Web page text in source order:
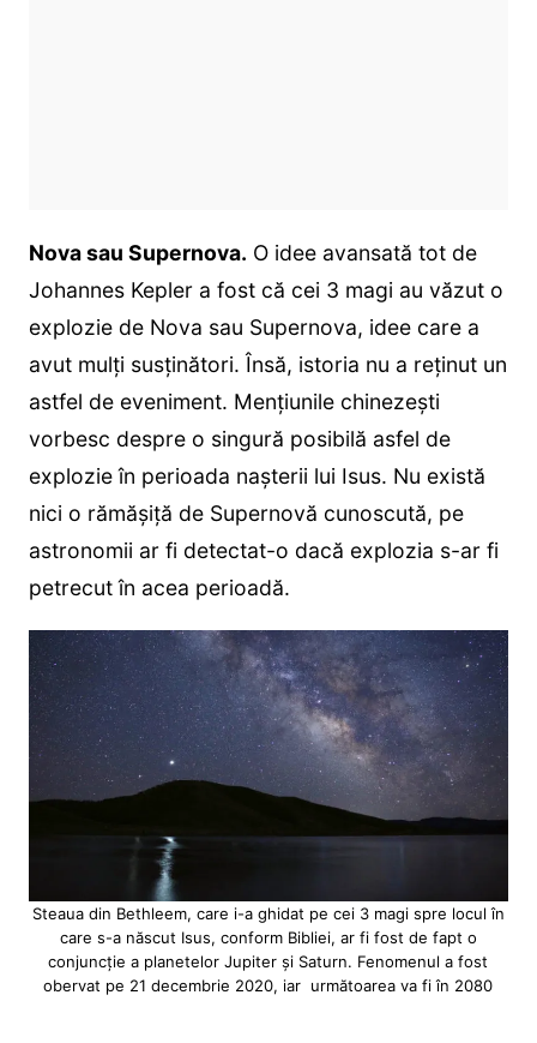
Nova sau Supernova. O idee avansată tot de
Johannes Kepler a fost că cei 3 magi au văzut o
explozie de Nova sau Supernova, idee care a
avut mulți susținători. Însă, istoria nu a reținut un
astfel de eveniment. Mențiunile chinezești
vorbesc despre o singură posibilă asfel de
explozie în perioada nașterii lui Isus. Nu există
nici o rămășiță de Supernovă cunoscută, pe
astronomii ar fi detectat-o dacă explozia s-ar fi
petrecut în acea perioadă.
Steaua din Bethleem, care i-a ghidat pe cei 3 magi spre locul în
care s-a născut Isus, conform Bibliei, ar fi fost de fapt o
conjuncție a planetelor Jupiter și Saturn. Fenomenul a fost
obervat pe 21 decembrie 2020, iar următoarea va fi în 2080